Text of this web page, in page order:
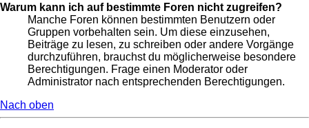
Warum kann ich auf bestimmte Foren nicht zugreifen?
Manche Foren können bestimmten Benutzern oder
Gruppen vorbehalten sein. Um diese einzusehen,
Beiträge zu lesen, zu schreiben oder andere Vorgänge
durchzuführen, brauchst du möglicherweise besondere
Berechtigungen. Frage einen Moderator oder
Administrator nach entsprechenden Berechtigungen.
Nach oben